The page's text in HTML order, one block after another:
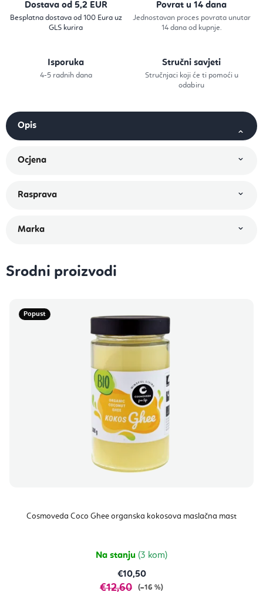
Dostava od 5,2 EUR
Besplatna dostava od 100 Eura uz
GLS kurira
Povrat u 14 dana
Jednostavan proces povrata unutar
14 dana od kupnje.
Isporuka
4-5 radnih dana
Stručni savjeti
Stručnjaci koji će ti pomoći u
odabiru
Srodni proizvodi
Popust
Cosmoveda Coco Ghee organska kokosova maslačna mast
Na stanju (3 kom)
€10,50
€12,60 (–16 %)